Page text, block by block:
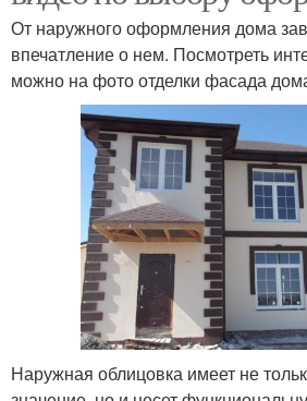
От наружного оформления дома
впечатление о нем. Посмотреть
можно на фото отделки фасада
Наружная облицовка имеет не